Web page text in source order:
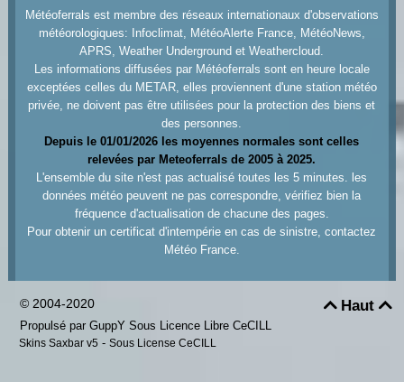
Météoferrals est membre des réseaux internationaux d'observations
météorologiques: Infoclimat, MétéoAlerte France, MétéoNews,
APRS, Weather Underground et Weathercloud.
Les informations diffusées par Météoferrals sont en heure locale
exceptées celles du METAR, elles proviennent d'une station météo
privée, ne doivent pas être utilisées pour la protection des biens et
des personnes.
Depuis le 01/01/2026 les moyennes normales sont celles
relevées par Meteoferrals de 2005 à 2025.
L'ensemble du site n'est pas actualisé toutes les 5 minutes. les
données météo peuvent ne pas correspondre, vérifiez bien la
fréquence d'actualisation de chacune des pages.
Pour obtenir un certificat d'intempérie en cas de sinistre, contactez
Météo France.
Haut
© 2004-2020
Propulsé par GuppY Sous Licence Libre CeCILL
Skins Saxbar v5 - Sous License CeCILL